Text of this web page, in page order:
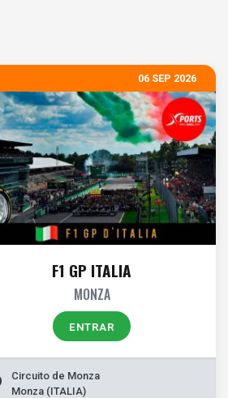
06 SEP 2026
F1 GP ITALIA
MONZA
ENTRAR
Circuito de Monza
Monza (ITALIA)